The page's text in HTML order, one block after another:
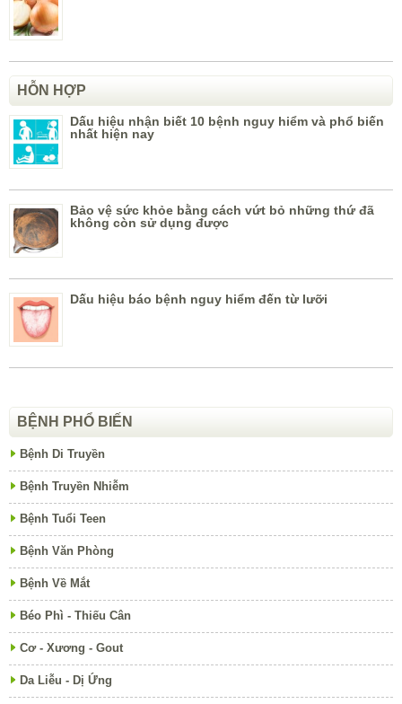
HỖN HỢP
Dấu hiệu nhận biết 10 bệnh nguy hiểm và phổ biến
nhất hiện nay
Bảo vệ sức khỏe bằng cách vứt bỏ những thứ đã
không còn sử dụng được
Dấu hiệu báo bệnh nguy hiểm đến từ lưỡi
BỆNH PHỔ BIẾN
Bệnh Di Truyền
Bệnh Truyền Nhiễm
Bệnh Tuổi Teen
Bệnh Văn Phòng
Bệnh Về Mắt
Béo Phì - Thiếu Cân
Cơ - Xương - Gout
Da Liễu - Dị Ứng